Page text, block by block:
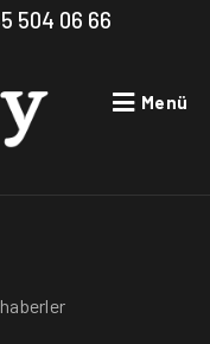
504 06 66
Menü